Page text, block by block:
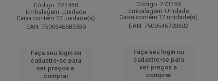
Código: 224458
Embalagem: Unidade
Caixa contém 12 unidade(s)
EAN: 7509546685939
Faça seu login ou
cadastre-se para
ver preços e
comprar
Código: 273259
Embalagem: Unidade
Caixa contém 12 unidade(s)
EAN: 7509546703602
Faça seu login ou
cadastre-se para
ver preços e
comprar